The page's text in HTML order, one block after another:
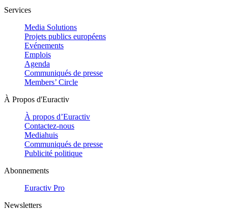
Services
Media Solutions
Projets publics européens
Evénements
Emplois
Agenda
Communiqués de presse
Members’ Circle
À Propos d'Euractiv
À propos d’Euractiv
Contactez-nous
Mediahuis
Communiqués de presse
Publicité politique
Abonnements
Euractiv Pro
Newsletters